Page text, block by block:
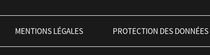
MENTIONS LÉGALES PROTECTION DES DONNÉES